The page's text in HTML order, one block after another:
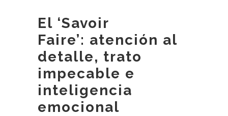
El ‘Savoir
Faire’: atención al
detalle, trato
impecable e
inteligencia
emocional